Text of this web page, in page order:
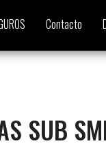
Contacto
SUB